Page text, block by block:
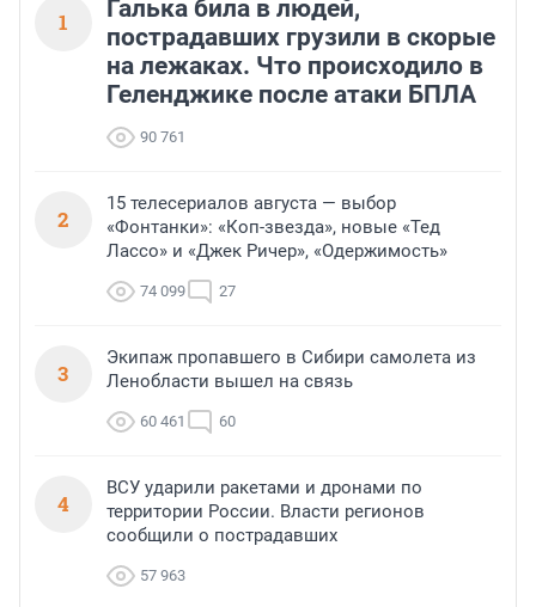
1
Галька била в людей,
пострадавших грузили в скорые
на лежаках. Что происходило в
Геленджике после атаки БПЛА
90 761
2
15 телесериалов августа — выбор
«Фонтанки»: «Коп-звезда», новые «Тед
Лассо» и «Джек Ричер», «Одержимость»
74 099 27
3
Экипаж пропавшего в Сибири самолета из
Ленобласти вышел на связь
60 461 60
4
ВСУ ударили ракетами и дронами по
территории России. Власти регионов
сообщили о пострадавших
57 963